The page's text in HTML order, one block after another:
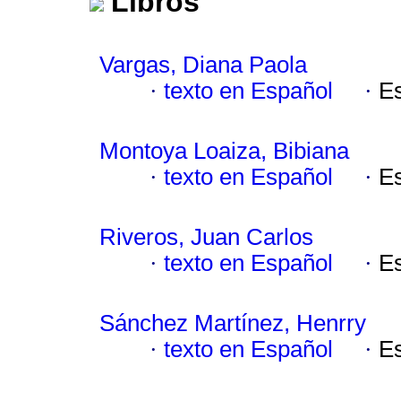
Vargas, Diana Paola
· texto en Español ·
Montoya Loaiza, Bibiana
· texto en Español ·
Riveros, Juan Carlos
· texto en Español ·
Sánchez Martínez, Henrry
· texto en Español ·